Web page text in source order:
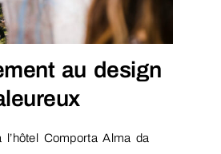
au design
Comporta Alma da